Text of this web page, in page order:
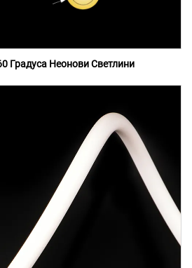
Градуса Неонови Светлини